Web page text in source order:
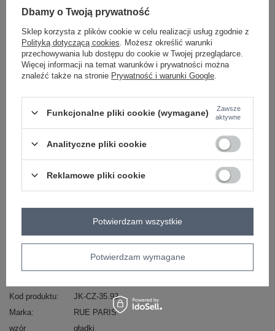
Zobacz wszystkie kolory (+5)
ZALOGUJ SIĘ I ZOBACZ CENĘ
Masz pytanie? Chętnie pomożemy.
+48 601 547 740 Zadaj pytanie
Kod produktu
JK-CZ-35.92
Marka
RUE PARIS
wzór
gładki
Dbamy o Twoją prywatność
Sklep korzysta z plików cookie w celu realizacji usług zgodnie z
Polityką dotyczącą cookies . Możesz określić warunki
przechowywania lub dostępu do cookie w Twojej przeglądarce.
Więcej informacji na temat warunków i prywatności można
znaleźć także na stronie Prywatność i warunki Google
Funkcjonalne pliki cookie (wymagane)
Zawsze
aktywne
Analityczne pliki cookie
Reklamowe pliki cookie
Potwierdzam wymagane
Potwierdzam wszystkie